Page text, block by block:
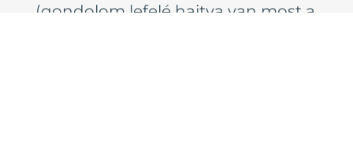
(gondolom lefelé hajtva van most a